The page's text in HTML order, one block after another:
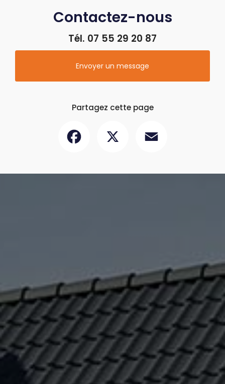
Contactez-nous
Tél. 07 55 29 20 87
Envoyer un message
Partagez cette page